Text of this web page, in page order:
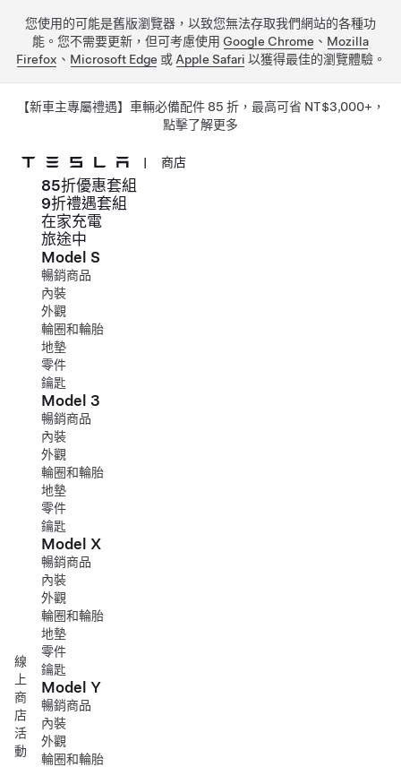
您使用的可能是舊版瀏覽器，以致您無法存取我們網站的各種功
能。您不需要更新，但可考慮使用 Google Chrome 、 Mozilla
Firefox 、 Microsoft Edge 或 Apple Safari 以獲得最佳的瀏覽體驗。
【新車主專屬禮遇】車輛必備配件 85 折，最高可省 NT$3,000+，
點擊了解更多
跳到主要內容
| 商店
線
上
商
店
活
動
85折優惠套組
9折禮遇套組
在家充電
旅途中
Model S
暢銷商品
內裝
外觀
輪圈和輪胎
地墊
零件
鑰匙
Model 3
暢銷商品
內裝
外觀
輪圈和輪胎
地墊
零件
鑰匙
Model X
暢銷商品
內裝
外觀
輪圈和輪胎
地墊
零件
鑰匙
Model Y
暢銷商品
內裝
外觀
輪圈和輪胎